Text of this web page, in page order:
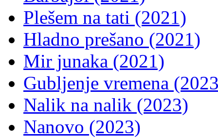
Plešem na tati (2021)
Hladno prešano (2021)
Mir junaka (2021)
Gubljenje vremena
Nalik na nalik (2023)
Nanovo (2023)